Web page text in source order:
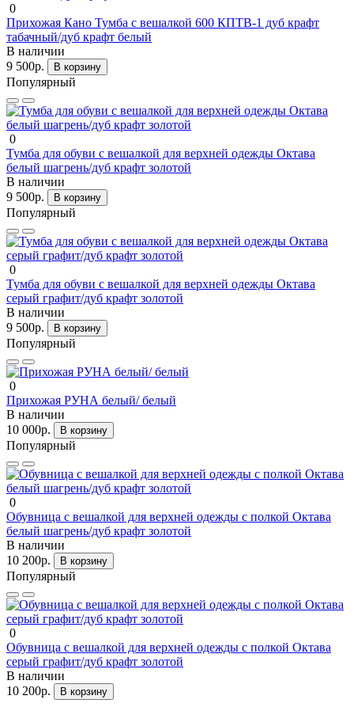
0
Прихожая Кано Тумба с вешалкой 600 КПТВ-1 дуб крафт
табачный/дуб крафт белый
В наличии
9 500р.
В корзину
Популярный
0
Тумба для обуви с вешалкой для верхней одежды Октава
белый шагрень/дуб крафт золотой
В наличии
9 500р.
В корзину
Популярный
0
Тумба для обуви с вешалкой для верхней одежды Октава
серый графит/дуб крафт золотой
В наличии
9 500р.
В корзину
Популярный
0
Прихожая РУНА белый/ белый
В наличии
10 000р.
В корзину
Популярный
0
Обувница с вешалкой для верхней одежды с полкой Октава
белый шагрень/дуб крафт золотой
В наличии
10 200р.
В корзину
Популярный
0
Обувница с вешалкой для верхней одежды с полкой Октава
серый графит/дуб крафт золотой
В наличии
10 200р.
В корзину